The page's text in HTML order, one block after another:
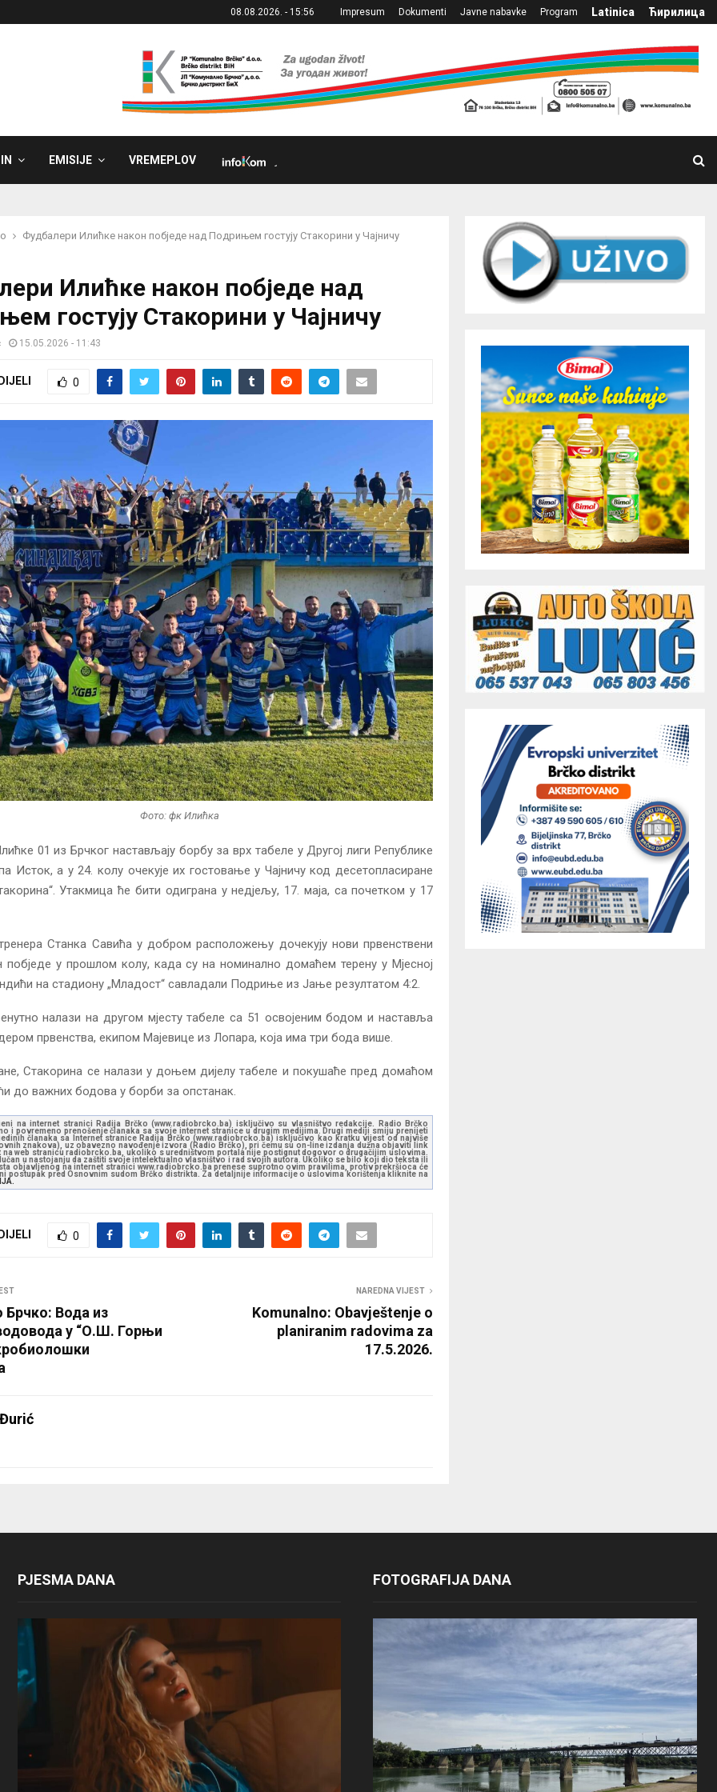
08.08.2026. - 15:56 Impresum Dokumenti Javne nabavke Program Latinica Ћирилица
EMISIJE VREMEPLOV
Фудбалери Илићке након побједе над Подрињем гостују Стакорини у Чајничу
Илићке након побједе над
гостују Стакорини у Чајничу
15.05.2026 - 11:43
0
Фото: фк Илићка
01 из Брчког настављају борбу за врх табеле у Другој лиги Републике
Исток, а у 24. колу очекује их гостовање у Чајничу код десетопласиране
Утакмица ће бити одиграна у недјељу, 17. маја, са почетком у 17
Станка Савића у добром расположењу дочекују нови првенствени
побједе у прошлом колу, када су на номинално домаћем терену у Мјесној
на стадиону „Младост“ савладали Подриње из Јање резултатом 4:2.
налази на другом мјесту табеле са 51 освојеним бодом и наставља
првенства, екипом Мајевице из Лопара, која има три бода више.
Стакорина се налази у доњем дијелу табеле и покушаће пред домаћом
до важних бодова у борби за опстанак.
na internet stranici Radija Brčko (www.radiobrcko.ba) isključivo su vlasništvo redakcije. Radio Brčko
i povremeno prenošenje članaka sa svoje internet stranice u drugim medijima. Drugi mediji smiju prenijeti
članaka sa Internet stranice Radija Brčko (www.radiobrcko.ba) isključivo kao kratku vijest od najviše
znakova), uz obavezno navođenje izvora (Radio Brčko), pri čemu su on-line izdanja dužna objaviti link
na web stranicu radiobrcko.ba, ukoliko s uredništvom portala nije postignut dogovor o drugačijim uslovima.
u nastojanju da zaštiti svoje intelektualno vlasništvo i rad svojih autora. Ukoliko se bilo koji dio teksta ili
objavljenog na internet stranici www.radiobrcko.ba prenese suprotno ovim pravilima, protiv prekršioca će
postupak pred Osnovnim sudom Brčko distrikta. Za detaljnije informacije o uslovima korištenja kliknite na
0
Вода из
у “О.Ш. Горњи
NAREDNA VIJEST
Komunalno: Obavještenje o
planiranim radovima za
17.5.2026.
PJESMA DANA FOTOGRAFIJA DANA